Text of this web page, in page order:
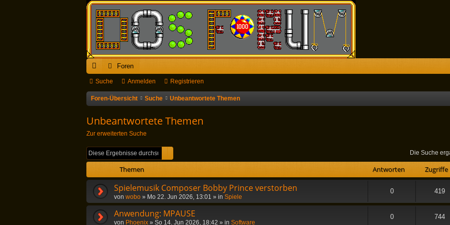
ch
ne
Foren
Suche Anmelden Registrieren
Foren-Übersicht Suche Unbeantwortete Themen
Unbeantwortete Themen
Zur erweiterten Suche
Die Suche
Themen Antworten Zugriffe
Spielemusik Composer Bobby Prince verstorben
von wobo » Mo 22. Jun 2026, 13:01 » in Spiele
0 419
Anwendung: MPAUSE
von Phoenix » So 14. Jun 2026, 18:42 » in Software
0 744